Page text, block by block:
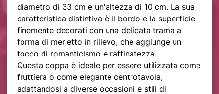
diametro di 33 cm e un'altezza di 10 cm. La sua
caratteristica distintiva è il bordo e la superficie
finemente decorati con una delicata trama a
forma di merletto in rilievo, che aggiunge un
tocco di romanticismo e raffinatezza.
Questa coppa è ideale per essere utilizzata come
fruttiera o come elegante centrotavola,
adattandosi a diverse occasioni e stili di